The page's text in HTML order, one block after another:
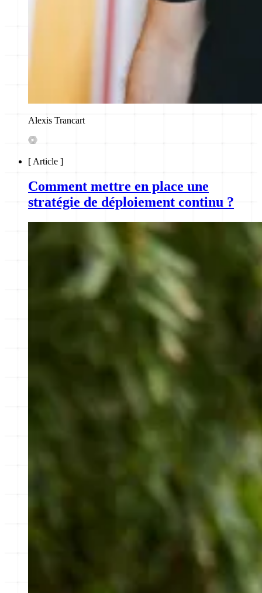
Alexis Trancart
[ Article ]
Comment mettre en place une
stratégie de déploiement continu ?